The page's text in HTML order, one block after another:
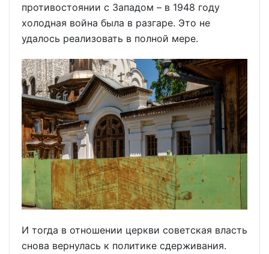
противостоянии с Западом – в 1948 году
холодная война была в разгаре. Это не
удалось реализовать в полной мере.
И тогда в отношении церкви советская власть
снова вернулась к политике сдерживания.